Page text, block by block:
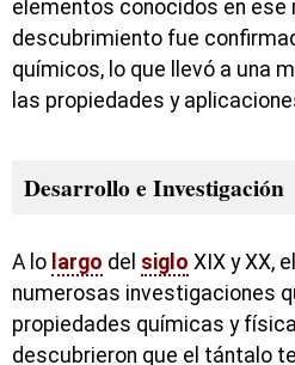
elementos conocidos en ese
descubrimiento fue
químicos, lo que llevó a una
las propiedades y
Desarrollo e Investigación
A lo largo del siglo XIX y XX,
numerosas investigaciones
propiedades químicas y
descubrieron que el tántalo